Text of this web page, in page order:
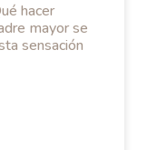
hacer
mayor se
sensación